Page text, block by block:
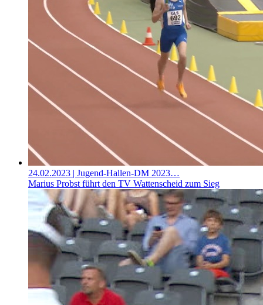
24.02.2023 | Jugend-Hallen-DM 2023…
Marius Probst führt den TV Wattenscheid zum Sieg